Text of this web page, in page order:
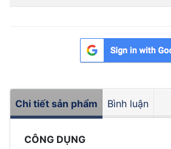
Chi tiết sản phẩm Bình luận
CÔNG DỤNG